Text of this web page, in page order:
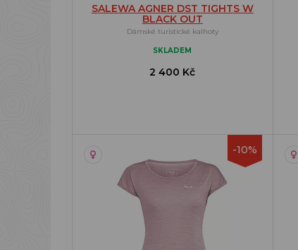
SALEWA AGNER DST TIGHTS W
BLACK OUT
Dámské turistické kalhoty
SKLADEM
2 400 Kč
-10%